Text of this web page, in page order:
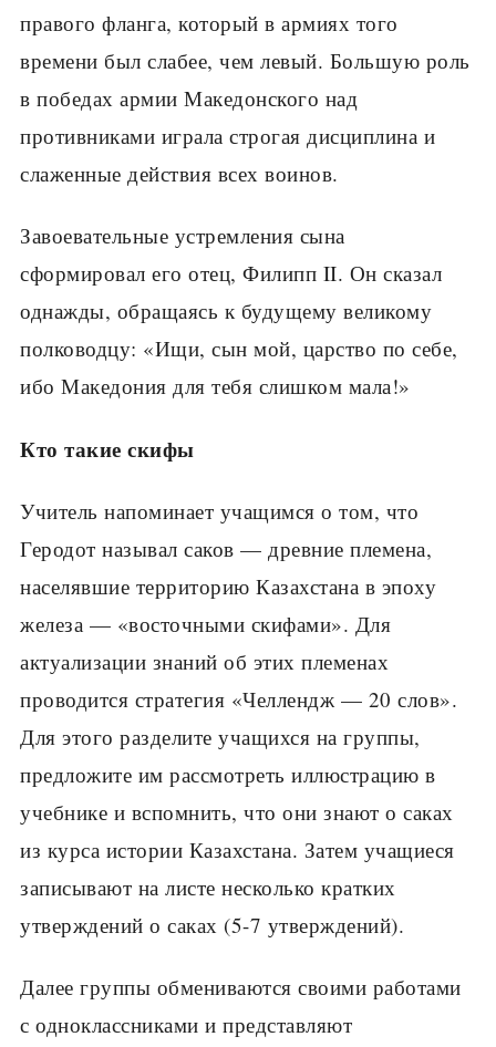
правого фланга, который в армиях того
времени был слабее, чем ле­вый. Большую роль
в победах армии Македонского над
противниками играла строгая дисциплина и
сла­женные действия всех воинов.
Завоевательные устремления сына
сформировал его отец, Филипп II. Он сказал
однажды, обращаясь к будущему великому
полководцу: «Ищи, сын мой, царство по себе,
ибо Македония для тебя слишком мала!»
Кто такие скифы
Учитель напоминает учащимся о том, что
Геродот называл саков — древние племена,
населявшие тер­риторию Казахстана в эпоху
железа — «восточными скифами». Для
актуализации знаний об этих племе­нах
проводится стратегия «Челлендж — 20 слов».
Для этого разделите учащихся на группы,
предложите им рассмотреть иллюстрацию в
учебнике и вспомнить, что они знают о саках
из курса истории Казахста­на. Затем учащиеся
записывают на листе несколько кратких
утверждений о саках (5-7 утверждений).
Далее группы обмениваются своими работами
с одноклассниками и представляют